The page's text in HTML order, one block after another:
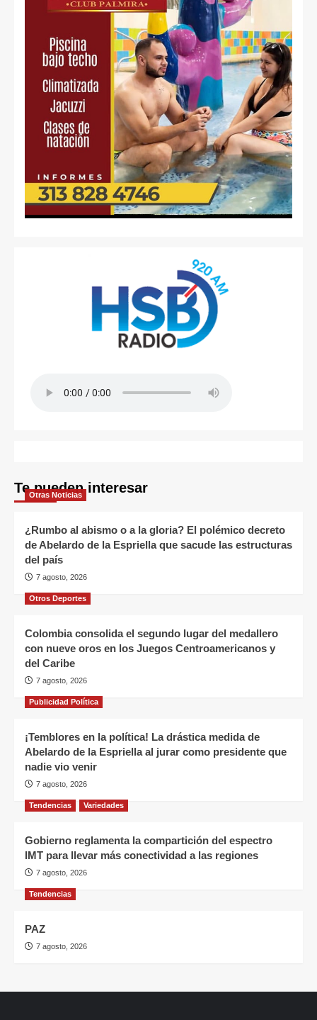
Te pueden interesar
Otras Noticias
¿Rumbo al abismo o a la gloria? El polémico decreto
de Abelardo de la Espriella que sacude las estructuras
del país
7 agosto, 2026
Otros Deportes
Colombia consolida el segundo lugar del medallero
con nueve oros en los Juegos Centroamericanos y
del Caribe
7 agosto, 2026
Publicidad Política
¡Temblores en la política! La drástica medida de
Abelardo de la Espriella al jurar como presidente que
nadie vio venir
7 agosto, 2026
Tendencias Variedades
Gobierno reglamenta la compartición del espectro
IMT para llevar más conectividad a las regiones
7 agosto, 2026
Tendencias
PAZ
7 agosto, 2026